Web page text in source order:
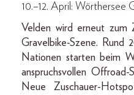
10.–12. April: Wörthersee
Velden wird erneut zum
Gravelbike-Szene.
Nationen starten beim
anspruchsvollen
Neue Zuschauer-